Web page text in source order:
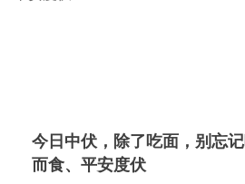
今日中伏，除了吃面，别忘
而食、平安度伏